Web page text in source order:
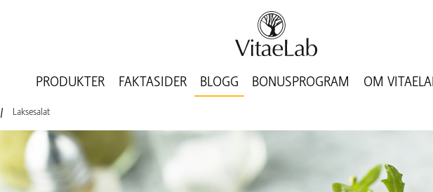
PRODUKTER FAKTASIDER BLOGG BONUSPROGRAM OM
/ Laksesalat